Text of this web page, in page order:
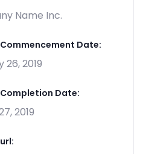
Name Inc.
Date:
26, 2019
Date:
2019